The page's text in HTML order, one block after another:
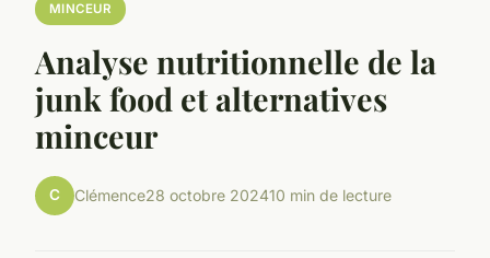
MINCEUR
Analyse nutritionnelle de la
junk food et alternatives
minceur
C Clémence28 octobre 202410 min de lecture